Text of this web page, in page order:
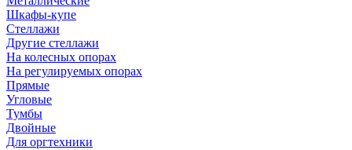
Шкафы-купе
Стеллажи
Другие стеллажи
На колесных опорах
На регулируемых опорах
Прямые
Угловые
Тумбы
Двойные
Для оргтехники